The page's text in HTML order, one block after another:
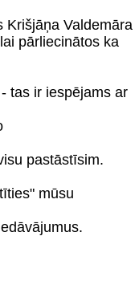
Krišjāņa Valdemāra
pārliecinātos ka
tas ir iespējams ar
pastāstīsim.
mūsu